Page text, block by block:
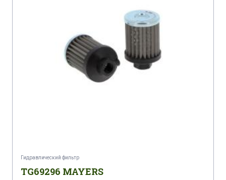
Гидравлический фильтр
TG69296 MAYERS